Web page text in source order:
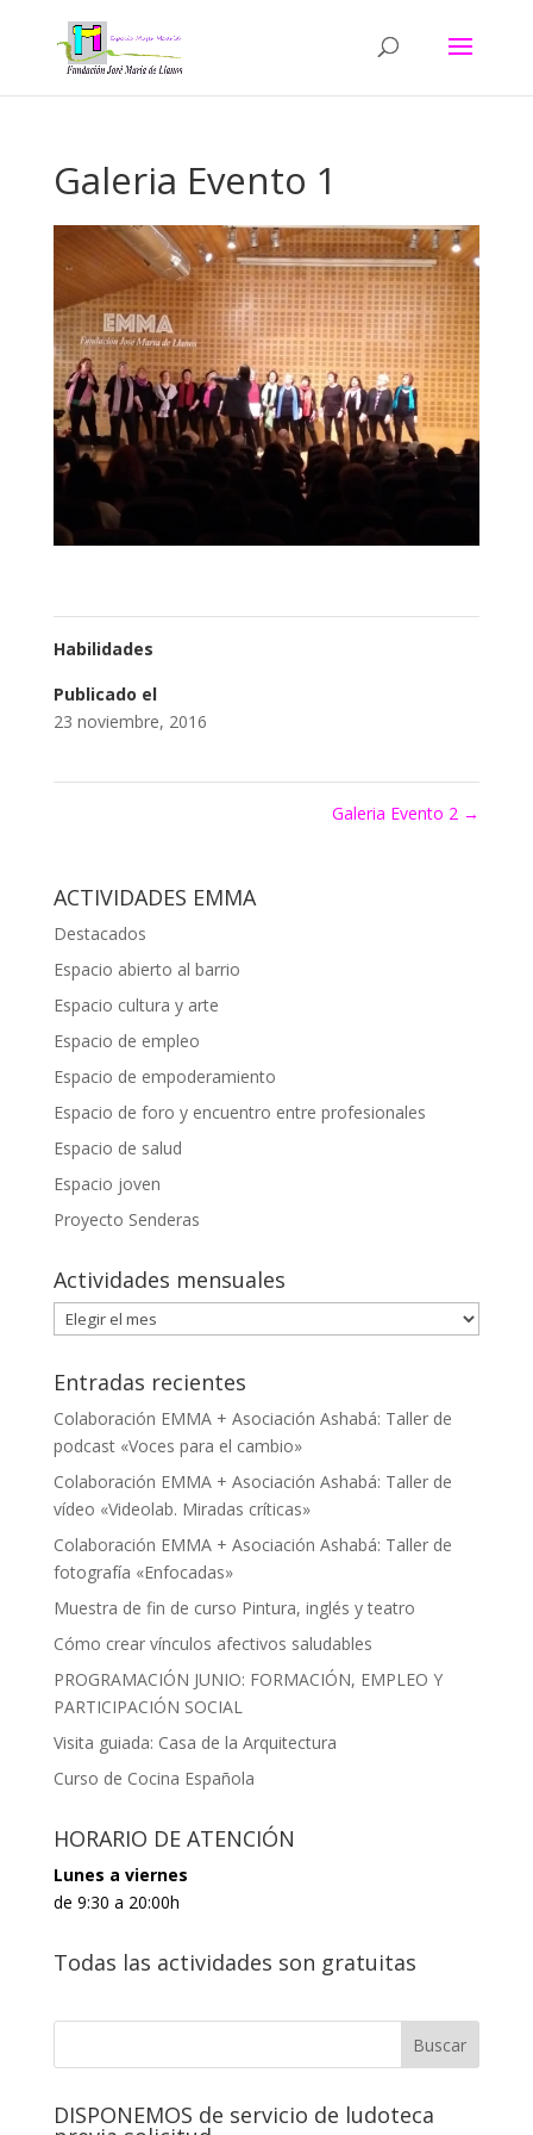
Galeria Evento 1
Habilidades
Publicado el
23 noviembre, 2016
Galeria Evento 2 →
ACTIVIDADES EMMA
Destacados
Espacio abierto al barrio
Espacio cultura y arte
Espacio de empleo
Espacio de empoderamiento
Espacio de foro y encuentro entre profesionales
Espacio de salud
Espacio joven
Proyecto Senderas
Actividades mensuales
Actividades
mensuales
Entradas recientes
Colaboración EMMA + Asociación Ashabá: Taller de
podcast «Voces para el cambio»
Colaboración EMMA + Asociación Ashabá: Taller de
vídeo «Videolab. Miradas críticas»
Colaboración EMMA + Asociación Ashabá: Taller de
fotografía «Enfocadas»
Muestra de fin de curso Pintura, inglés y teatro
Cómo crear vínculos afectivos saludables
PROGRAMACIÓN JUNIO: FORMACIÓN, EMPLEO Y
PARTICIPACIÓN SOCIAL
Visita guiada: Casa de la Arquitectura
Curso de Cocina Española
HORARIO DE ATENCIÓN
Lunes a viernes
de 9:30 a 20:00h
Todas las actividades son gratuitas
DISPONEMOS de servicio de ludoteca